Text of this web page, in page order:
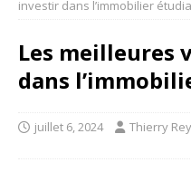
investir dans l’immobilier
Les meilleures
dans
juillet 6, 2024 Thierry